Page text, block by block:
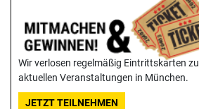
Wir verlosen regelmäßig Eintrittskarten zu
aktuellen Veranstaltungen in München.
JETZT TEILNEHMEN